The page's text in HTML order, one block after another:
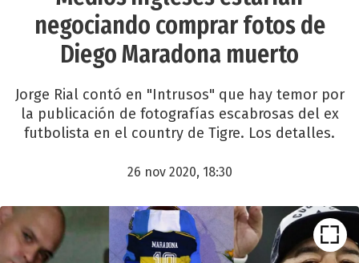
negociando comprar fotos de
Diego Maradona muerto
Jorge Rial contó en "Intrusos" que hay temor por
la publicación de fotografías escabrosas del ex
futbolista en el country de Tigre. Los detalles.
26 nov 2020, 18:30